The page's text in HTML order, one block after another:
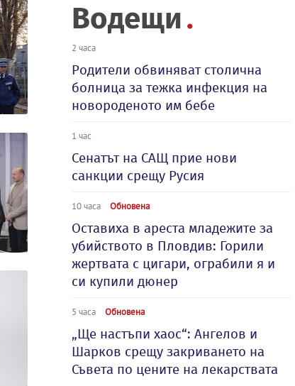
Водещи
2 часа
Родители обвиняват столична
болница за тежка инфекция на
новороденото им бебе
1 час
Сенатът на САЩ прие нови
санкции срещу Русия
10 часа Обновена
Оставиха в ареста младежите за
убийството в Пловдив: Горили
жертвата с цигари, ограбили я и
си купили дюнер
5 часа Обновена
„Ще настъпи хаос“: Ангелов и
Шарков срещу закриването на
Съвета по цените на лекарствата